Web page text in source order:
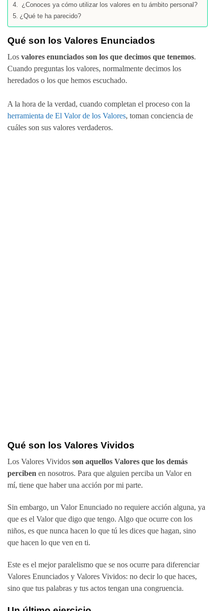
¿Conoces ya cómo utilizar los valores en tu ámbito personal?
¿Qué te ha parecido?
Qué son los Valores Enunciados
Los valores enunciados son los que decimos que tenemos.
Cuando preguntas los valores, normalmente decimos los
heredados o los que hemos escuchado.
A la hora de la verdad, cuando completan el proceso con la
herramienta de El Valor de los Valores, toman conciencia de
cuáles son sus valores verdaderos.
Qué son los Valores Vividos
Los Valores Vividos son aquellos Valores que los demás
perciben en nosotros. Para que alguien perciba un Valor en
mí, tiene que haber una acción por mi parte.
Sin embargo, un Valor Enunciado no requiere acción alguna, ya
que es el Valor que digo que tengo. Algo que ocurre con los
niños, es que nunca hacen lo que tú les dices que hagan, sino
que hacen lo que ven en ti.
Este es el mejor paralelismo que se nos ocurre para diferenciar
Valores Enunciados y Valores Vividos: no decir lo que haces,
sino que tus palabras y tus actos tengan una congruencia.